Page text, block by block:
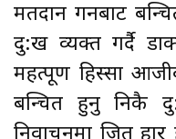
मतदान गर्नबाट
दु:ख व्यक्त गर्दै
महत्पूर्ण हिस्सा
बन्चित हुनु निकै